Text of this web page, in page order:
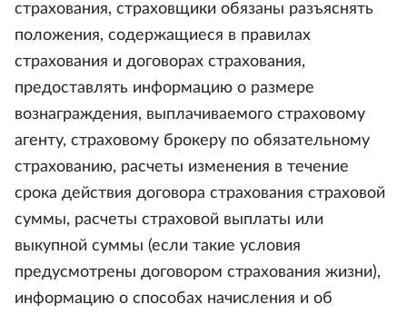
страхования, страховщики обязаны разъяснять
положения, содержащиеся в правилах
страхования и договорах страхования,
предоставлять информацию о размере
вознаграждения, выплачиваемого страховому
агенту, страховому брокеру по обязательному
страхованию, расчеты изменения в течение
срока действия договора страхования страховой
суммы, расчеты страховой выплаты или
выкупной суммы (если такие условия
предусмотрены договором страхования жизни),
информацию о способах начисления и об